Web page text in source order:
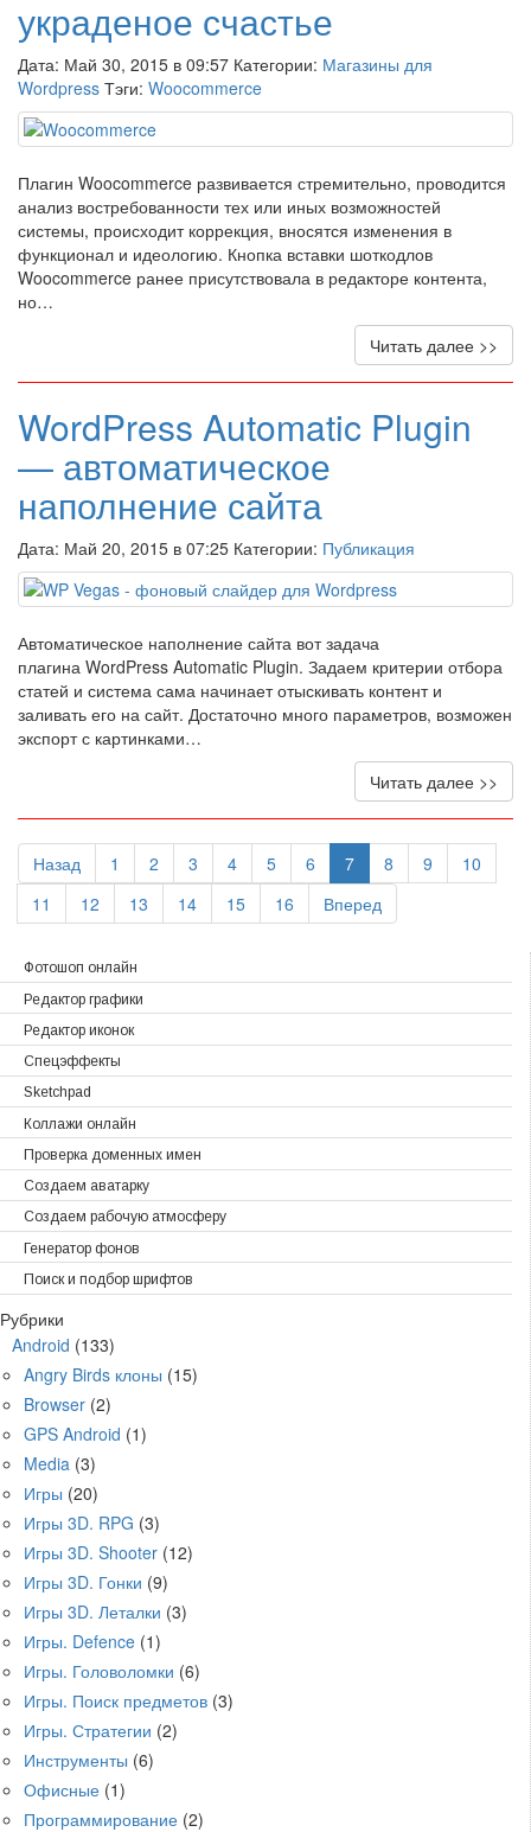
украденое счастье
Дата: Май 30, 2015 в 09:57 Категории: Магазины для
Wordpress Тэги: Woocommerce
Плагин Woocommerce развивается стремительно, проводится
анализ востребованности тех или иных возможностей
системы, происходит коррекция, вносятся изменения в
функционал и идеологию. Кнопка вставки шоткодлов
Woocommerce ранее присутствовала в редакторе контента,
но…
Читать далее >>
WordPress Automatic Plugin
— автоматическое
наполнение сайта
Дата: Май 20, 2015 в 07:25 Категории: Публикация
Автоматическое наполнение сайта вот задача
плагина WordPress Automatic Plugin. Задаем критерии отбора
статей и система сама начинает отыскивать контент и
заливать его на сайт. Достаточно много параметров, возможен
экспорт с картинками…
Читать далее >>
Назад 1 2 3 4 5 6 7 8 9
10
11
12 13 14 15 16 Вперед
Фотошоп онлайн
Редактор графики
Редактор иконок
Спецэффекты
Sketchpad
Коллажи онлайн
Проверка доменных имен
Создаем аватарку
Создаем рабочую атмосферу
Генератор фонов
Поиск и подбор шрифтов
Рубрики
Android (133)
Angry Birds клоны (15)
Browser (2)
GPS Android (1)
Media (3)
Игры (20)
Игры 3D. RPG (3)
Игры 3D. Shooter (12)
Игры 3D. Гонки (9)
Игры 3D. Леталки (3)
Игры. Defence (1)
Игры. Головоломки (6)
Игры. Поиск предметов (3)
Игры. Стратегии (2)
Инструменты (6)
Офисные (1)
Программирование (2)